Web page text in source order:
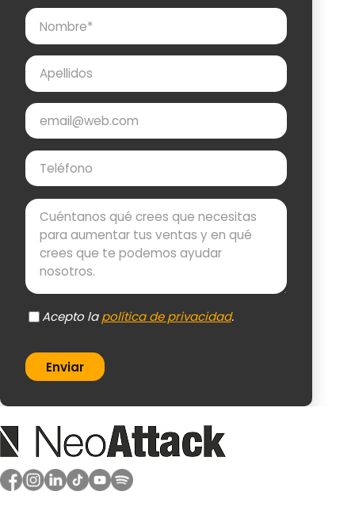
Nombre
Apellidos
Email
Teléfono
Mensaje
Acepto lapolítica de privacidad.
Enviar